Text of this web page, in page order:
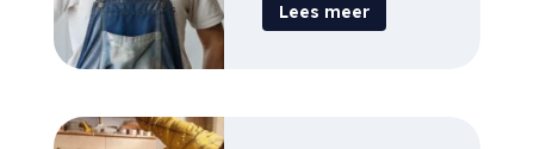
Lees meer